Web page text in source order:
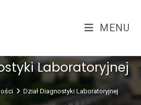
MENU
Laboratoryjnej
Dział Diagnostyki Laboratoryjnej